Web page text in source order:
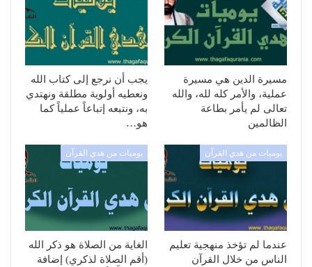
مسيرة الدين هي مسيرة
عملية، والأمر كله لله، والله
تعالى لم يأمر بطاعة
الظالمين
يجب أن نرجع إلى كتاب الله
ونعطيه أولوية مطلقة ونهتدي
به، ونتبعه إتباعاً عملياً كما
هو…
يوميات من هدي القرآن
عندما لم تؤخذ منهجية تعليم
الناس من خلال القرآن
يوميات من هدي القرآن
الغاية من الصلاة هو ذكر الله
(أقم الصلاة لذكري) إضافة